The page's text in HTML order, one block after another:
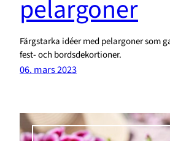
pelargoner
Färgstarka idéer med pelargoner som
fest- och bordsdekortioner.
06. mars 2023